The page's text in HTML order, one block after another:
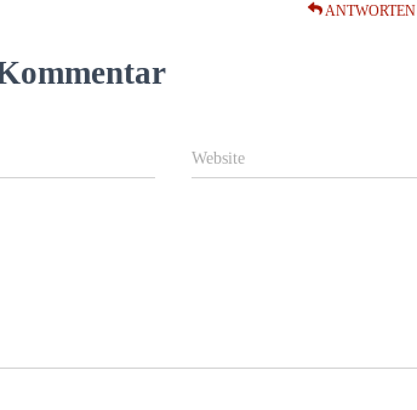
ANTWORTEN
Website